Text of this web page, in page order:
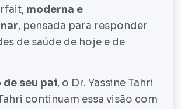
moderna e
, pensada para responder
de saúde de hoje e de
de seu pai, o Dr. Yassine Tahri
continuam essa visão com